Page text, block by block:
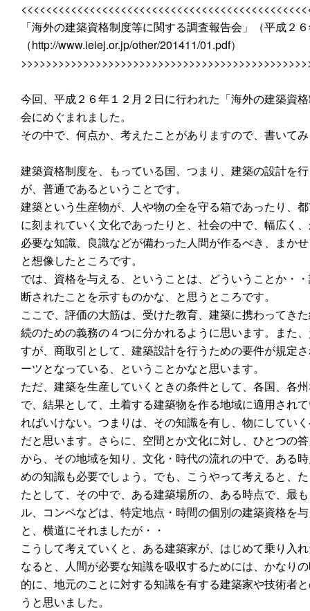
「海外の建築資格制度等に関する調査報告会」（平成２
（http://www.ieiej.or.jp/other/201411/01.pdf）
今回、平成２６年１２月２日に行われた「海外の建築資
会にめぐまれました。
その中で、何点か、考えたことがありますので、書いて
建築資格制度を、もっている国、つまり、建築の設計を
が、普通であるということです。
建築という生産物が、人や物の全を守る箱であったり、
に刻まれていく文化であったりと、社会の中で、幅広く
必要な知識、良識などが備わった人間が作るべき、まか
と想像したところです。
では、資格を与える、ということは、どういうことか・
断されたことを示すものかな、と思うところです。
ここで、評価の大筋は、受けた教育、建築に携わってき
続のための義務の４つに分かれるように思います。また
すが、商取引として、建築設計を行うための要件が規定
ーツとなっている、ということかなと思います。
ただ、建築を生産していくときの条件として、各国、各
で、結果として、土着する建築物を作る地域に適用され
ればいけない。つまりは、その知識を有し、物にしてい
だと思います。さらに、空間とか文化に対し、ひとつの
から、その地域を知り、文化・時代の流れの中で、ある
めの知識も必要でしょう。でも、こうやって考えると、
たとして、その中で、ある建築場所の、ある時点で、最
ル、コンペなどは、特定地点・時間の個別の建築資格を
と、横道にそれましたが・・
こうして考えていくと、ある建築家が、はじめて乗り入
なると、人間が必要な知識を吸収するためには、かなり
的に、地元のことに対する知識を有する建築家や技術者
うと思いました。